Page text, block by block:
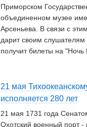
Приморском
объединенном музее
Арсеньева. В связи с
дарит своим слушателям
получит билеты на "Ночь
21 мая
исполняется 280 лет
21 мая 1731 года
Охотский военный порт -